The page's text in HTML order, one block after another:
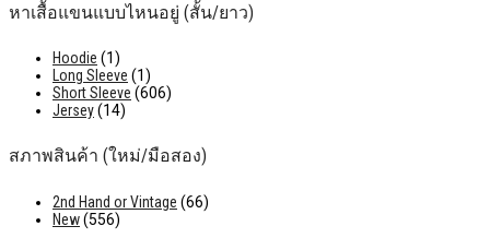
หาเสื้อแขนแบบไหนอยู่ (สั้น/ยาว)
Hoodie (1)
Long Sleeve (1)
Short Sleeve (606)
Jersey(14)
สภาพสินค้า (ใหม่/มือสอง)
2nd Hand or Vintage (66)
New(556)